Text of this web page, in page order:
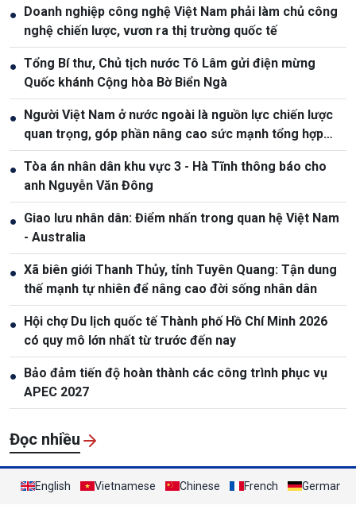
● Doanh nghiệp công nghệ Việt Nam phải làm chủ công
nghệ chiến lược, vươn ra thị trường quốc tế
● Tổng Bí thư, Chủ tịch nước Tô Lâm gửi điện mừng
Quốc khánh Cộng hòa Bờ Biển Ngà
● Người Việt Nam ở nước ngoài là nguồn lực chiến lược
quan trọng, góp phần nâng cao sức mạnh tổng hợp
quốc gia
● Tòa án nhân dân khu vực 3 - Hà Tĩnh thông báo cho
anh Nguyễn Văn Đông
● Giao lưu nhân dân: Điểm nhấn trong quan hệ Việt Nam
- Australia
● Xã biên giới Thanh Thủy, tỉnh Tuyên Quang: Tận dung
thế mạnh tự nhiên để nâng cao đời sống nhân dân
● Hội chợ Du lịch quốc tế Thành phố Hồ Chí Minh 2026
có quy mô lớn nhất từ trước đến nay
● Bảo đảm tiến độ hoàn thành các công trình phục vụ
APEC 2027
Đọc nhiều
English Vietnamese Chinese French German